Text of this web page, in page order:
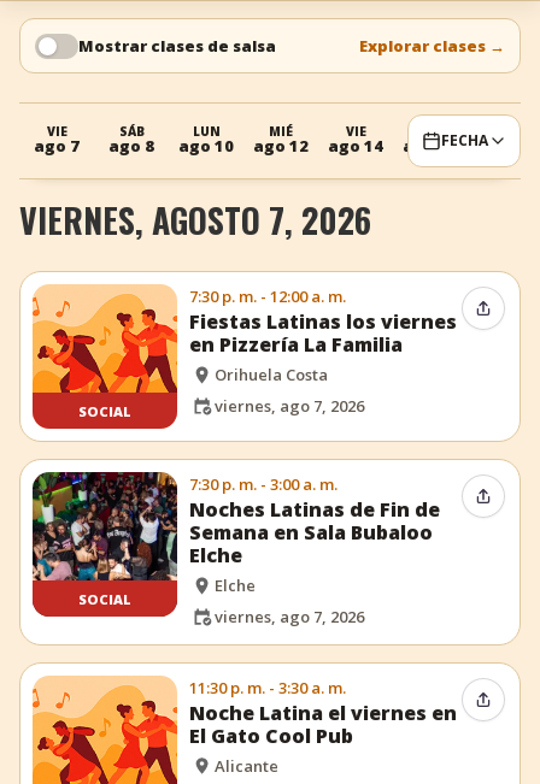
+ Añadir evento
Mostrar clases de salsa Explorar clases →
VIE
ago 7
SÁB
ago 8
LUN
ago 10
MIÉ
ago 12
VIE
ago 14
SÁB
ago 15
LUN
ago 17
FECHA
VIERNES, AGOSTO 7, 2026
SOCIAL
7:30 p. m. - 12:00 a. m.
Fiestas Latinas los viernes
en Pizzería La Familia
Orihuela Costa
viernes, ago 7, 2026
SOCIAL
7:30 p. m. - 3:00 a. m.
Noches Latinas de Fin de
Semana en Sala Bubaloo
Elche
Elche
viernes, ago 7, 2026
11:30 p. m. - 3:30 a. m.
Noche Latina el viernes en
El Gato Cool Pub
Alicante